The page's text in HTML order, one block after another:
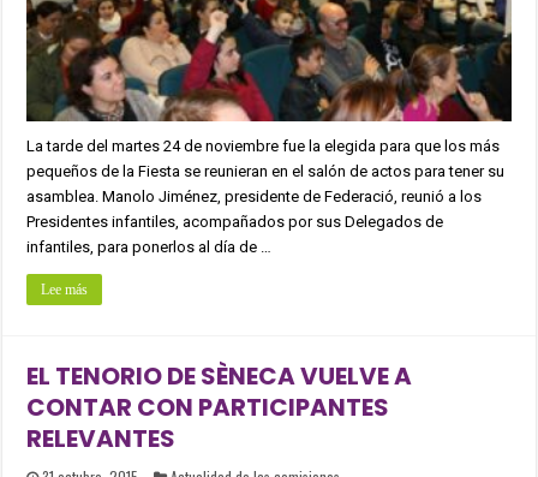
La tarde del martes 24 de noviembre fue la elegida para que los más
pequeños de la Fiesta se reunieran en el salón de actos para tener su
asamblea. Manolo Jiménez, presidente de Federació, reunió a los
Presidentes infantiles, acompañados por sus Delegados de
infantiles, para ponerlos al día de …
Lee más
EL TENORIO DE SÈNECA VUELVE A
CONTAR CON PARTICIPANTES
RELEVANTES